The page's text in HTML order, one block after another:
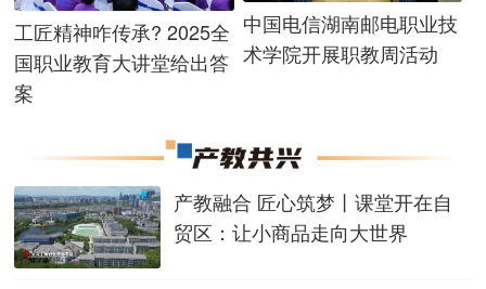
工匠精神咋传承? 2025全
国职业教育大讲堂给出答
案
中国电信湖南邮电职业技
术学院开展职教周活动
产教融合 匠心筑梦丨课堂开在自
贸区：让小商品走向大世界